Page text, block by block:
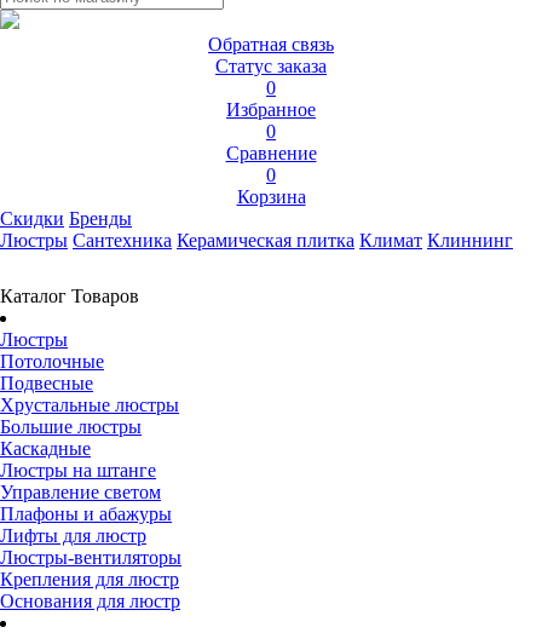
Обратная связь
Статус заказа
0
Избранное
0
Сравнение
0
Корзина
Скидки Бренды
Люстры Сантехника Керамическая плитка Климат Клиннинг
Каталог Товаров
Люстры
Потолочные
Подвесные
Хрустальные люстры
Большие люстры
Каскадные
Люстры на штанге
Управление светом
Плафоны и абажуры
Лифты для люстр
Люстры-вентиляторы
Крепления для люстр
Основания для люстр